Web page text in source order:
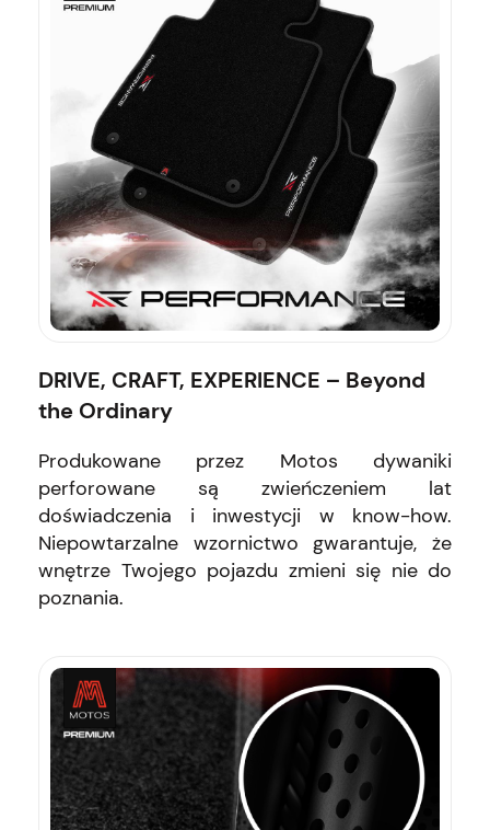
DRIVE, CRAFT, EXPERIENCE – Beyond
the Ordinary
Produkowane przez Motos dywaniki
perforowane są zwieńczeniem lat
doświadczenia i inwestycji w know-how.
Niepowtarzalne wzornictwo gwarantuje, że
wnętrze Twojego pojazdu zmieni się nie do
poznania.